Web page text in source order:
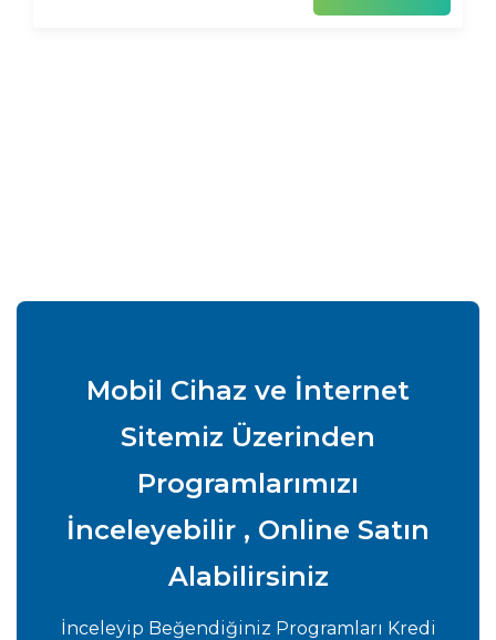
Mobil Cihaz ve İnternet
Sitemiz Üzerinden
Programlarımızı
İnceleyebilir , Online Satın
Alabilirsiniz
İnceleyip Beğendiğiniz Programları Kredi